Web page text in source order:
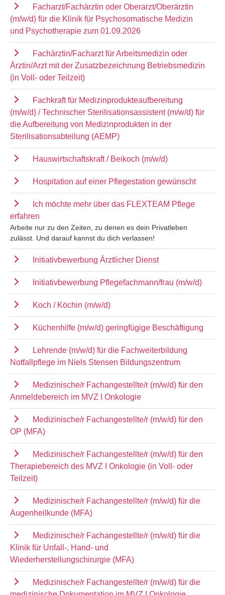
Facharzt/Fachärztin oder Oberarzt/Oberärztin
(m/w/d) für die Klinik für Psychosomatische Medizin
und Psychotherapie zum 01.09.2026
Fachärztin/Facharzt für Arbeitsmedizin oder
Ärztin/Arzt mit der Zusatzbezeichnung Betriebsmedizin
(in Voll- oder Teilzeit)
Fachkraft für Medizinprodukteaufbereitung
(m/w/d) / Technischer Sterilisationsassistent (m/w/d) für
die Aufbereitung von Medizinprodukten in der
Sterilisationsabteilung (AEMP)
Hauswirtschaftskraft / Beikoch (m/w/d)
Hospitation auf einer Pflegestation gewünscht
Ich möchte mehr über das FLEXTEAM Pflege
erfahren
Arbeite nur zu den Zeiten, zu denen es dein Privatleben
zulässt. Und darauf kannst du dich verlassen!
Initiativbewerbung Ärztlicher Dienst
Initiativbewerbung Pflegefachmann/frau (m/w/d)
Koch / Köchin (m/w/d)
Küchenhilfe (m/w/d) geringfügige Beschäftigung
Lehrende (m/w/d) für die Fachweiterbildung
Notfallpflege im Niels Stensen Bildungszentrum
Medizinische/r Fachangestellte/r (m/w/d) für den
Anmeldebereich im MVZ I Onkologie
Medizinische/r Fachangestellte/r (m/w/d) für den
OP (MFA)
Medizinische/r Fachangestellte/r (m/w/d) für den
Therapiebereich des MVZ I Onkologie (in Voll- oder
Teilzeit)
Medizinische/r Fachangestellte/r (m/w/d) für die
Augenheilkunde (MFA)
Medizinische/r Fachangestellte/r (m/w/d) für die
Klinik für Unfall-, Hand- und
Wiederherstellungschirurgie (MFA)
Medizinische/r Fachangestellte/r (m/w/d) für die